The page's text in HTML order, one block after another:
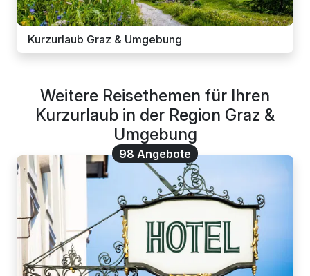
Kurzurlaub Graz & Umgebung
Weitere Reisethemen für Ihren
Kurzurlaub in der Region Graz &
Umgebung
98 Angebote